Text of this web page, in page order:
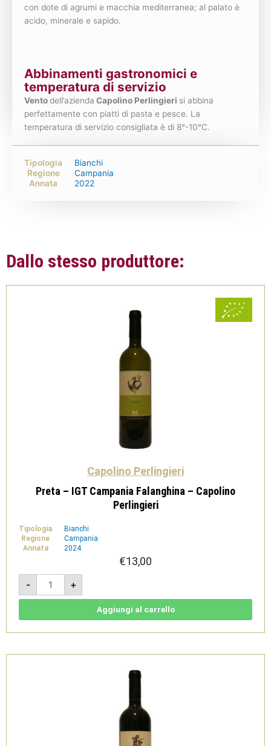
con dote di agrumi e macchia mediterranea; al palato è
acido, minerale e sapido.
Abbinamenti gastronomici e
temperatura di servizio
Ventodell’azienda Capolino Perlingieri si abbina
perfettamente con piatti di pasta e pesce. La
temperatura di servizio consigliata è di 8°-10°C.
Tipologia
Bianchi
Regione
Campania
Annata
2022
Dallo stesso produttore:
Capolino Perlingieri
Preta – IGT Campania Falanghina – Capolino
Perlingieri
Tipologia
Bianchi
Regione
Campania
Annata
2024
€13,00
-
Preta
IGT
Campania
Perlingieri
+
Aggiungi al carrello